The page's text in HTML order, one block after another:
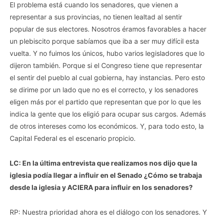
El problema está cuando los senadores, que vienen a
representar a sus provincias, no tienen lealtad al sentir
popular de sus electores. Nosotros éramos favorables a hacer
un plebiscito porque sabíamos que iba a ser muy difícil esta
vuelta. Y no fuimos los únicos, hubo varios legisladores que lo
dijeron también. Porque si el Congreso tiene que representar
el sentir del pueblo al cual gobierna, hay instancias. Pero esto
se dirime por un lado que no es el correcto, y los senadores
eligen más por el partido que representan que por lo que les
indica la gente que los eligió para ocupar sus cargos. Además
de otros intereses como los económicos. Y, para todo esto, la
Capital Federal es el escenario propicio.
LC: En la última entrevista que realizamos nos dijo que la
iglesia podía llegar a influir en el Senado ¿Cómo se trabaja
desde la iglesia y ACIERA para influir en los senadores?
RP: Nuestra prioridad ahora es el diálogo con los senadores. Y